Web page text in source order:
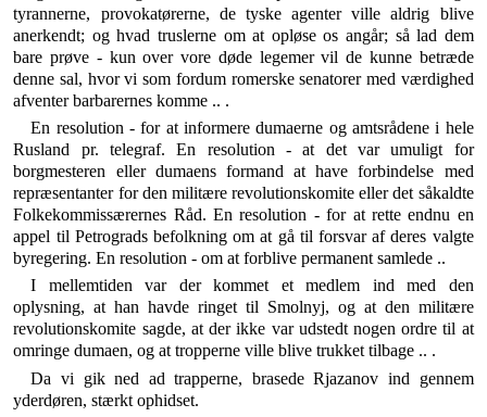
tyrannerne, provokatørerne, de tyske agen­ter ville aldrig blive
anerkendt; og hvad truslerne om at opløse os angår; så lad dem
bare prøve - kun over vore døde legemer vil de kunne betræde
denne sal, hvor vi som fordum romerske senatorer med værdighed
afven­ter barbarernes komme .. .
En resolution - for at informere dumaerne og amts­rådene i hele
Rusland pr. telegraf. En resolution - at det var umuligt for
borgmesteren eller dumaens for­mand at have forbindelse med
repræsentanter for den militære revolutionskomite eller det såkaldte
Folkekom­missærernes Råd. En resolution - for at rette endnu en
appel til Petrograds befolkning om at gå til forsvar af deres valgte
byregering. En resolution - om at forblive permanent samlede ..
I mellemtiden var der kommet et medlem ind med den
oplysning, at han havde ringet til Smolnyj, og at den militære
revolutionskomite sagde, at der ikke var udstedt nogen ordre til at
omringe dumaen, og at trop­perne ville blive trukket tilbage .. .
Da vi gik ned ad trapperne, brasede Rjazanov ind gennem
yderdøren, stærkt ophidset.